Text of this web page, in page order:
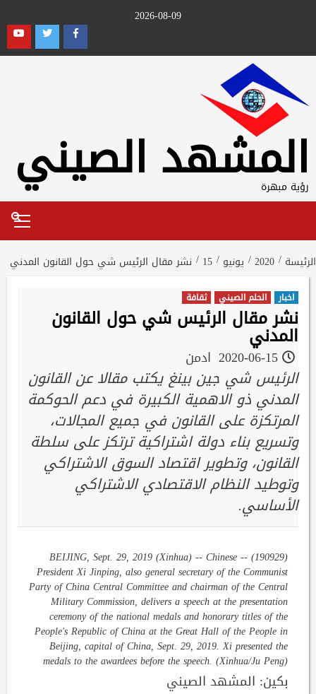
2026-08-09
Facebook
Twitter
المشهد الصيني
رؤية مبهرة
Primary
الرئيسة 2020 يونيو 15 نشر مقال الرئيس شي حول القانون المدني
اخبار الحلم الصيني ثقافة
نشر مقال الرئيس شي حول القانون
المدني
ادمن
الرئيس شي جين بينغ يكتب مقالا عن القانون
المدني ذو الاهمية الكبيرة في دعم الحوكمة
المرتكزة على القانون في جميع المجالات،
وتسريع بناء دولة اشتراكية ترتكز على سلطة
القانون، وتطوير اقتصاد السوق الاشتراكي
وتوطيد النظام الاقتصادي الاشتراكي
الأساسي.
(190929) -- BEIJING, Sept. 29, 2019 (Xinhua) -- Chinese
President Xi Jinping, also general secretary of the Communist
Party of China Central Committee and chairman of the Central
Military Commission, delivers a speech at the presentation
ceremony of the national medals and honorary titles of the
People's Republic of China at the Great Hall of the People in
Beijing, capital of China, Sept. 29, 2019. Xi presented the
medals to the awardees before the speech. (Xinhua/Ju Peng)
بكين: المشهد الصيني